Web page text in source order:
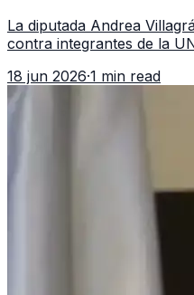
La diputada Andrea
contra integrantes de la
18 jun 2026·1 min read